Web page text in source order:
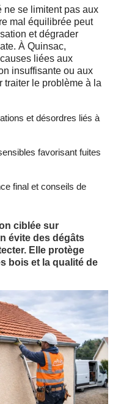
ne se limitent pas aux
mal équilibrée peut
et dégrader
À Quinsac,
liées aux
insuffisante ou aux
traiter le problème à la
et désordres liés à
favorisant fuites
final et conseils de
ciblée sur
évite des dégâts
Elle protège
bois et la qualité de